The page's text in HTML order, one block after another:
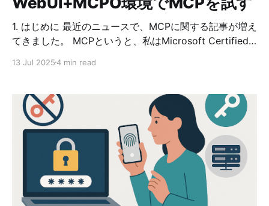
1. はじめに 最近のニュースで、MCPに関する記事が増え
てきました。 MCPというと、私はMicrosoft Certified
でのMCPは、Module Context Protocolの略で、LLMが
ロトコルのことを指します。 2. MCPの利用例 たとえ
ば、LLMに次のような依頼をしたとします。 「このペー
ジの内容を読んで要約して」 普通のLLMはWebにアクセ
スできないので何もできませんが、MCP対応のモデルな
その結果を元にLLMが要約 というように、ツールを"使
って"推論できるようになります。 3. MCPの登場背景 も
ともとOpenAIやAnthropic、Googleなどは「Tool
13 Jul 20254 min read